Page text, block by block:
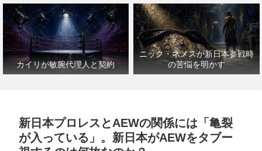
カイリが敏腕代理人と契約
ニック・ネメスが新日本参戦時
の苦悩を明かす
新日本プロレスとAEWの関係には「亀裂
が入っている」。新日本がAEWをタブー